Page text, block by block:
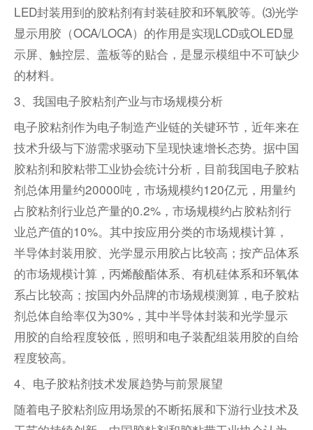
LED封装用到的胶粘剂有封装硅胶和环氧胶等。⑶光学
显示用胶（OCA/LOCA）的作用是实现LCD或OLED显
示屏、触控层、盖板等的贴合，是显示模组中不可缺少
的材料。
3、 我国电子胶粘剂产业与市场规模分析
电子胶粘剂作为电子制造产业链的关键环节，近年来在
技术升级与下游需求驱动下呈现快速增长态势。据中国
胶粘剂和胶粘带工业协会统计分析，目前我国电子胶粘
剂总体用量约20000吨，市场规模约120亿元，用量约
占胶粘剂行业总产量的0.2%，市场规模约占胶粘剂行
业总产值的10%。其中按应用分类的市场规模计算，
半导体封装用胶、光学显示用胶占比较高；按产品体系
的市场规模计算，丙烯酸酯体系、有机硅体系和环氧体
系占比较高；按国内外品牌的市场规模测算，电子胶粘
剂总体自给率仅为30%，其中半导体封装和光学显示
用胶的自给程度较低，照明和电子装配组装用胶的自给
程度较高。
4、 电子胶粘剂技术发展趋势与前景展望
随着电子胶粘剂应用场景的不断拓展和下游行业技术及